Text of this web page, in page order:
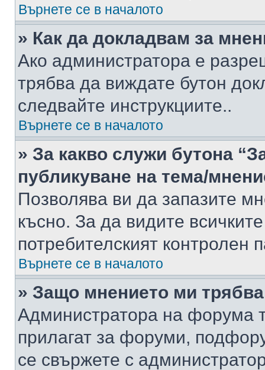
Върнете се в началото
» Как да докладвам за
Ако администратора е
трябва да виждате бутон
следвайте инструкциите..
Върнете се в началото
» За какво служи бутона
публикуване на тема/
Позволява ви да запазите
късно. За да видите
потребителският контролен
Върнете се в началото
» Защо мнението ми
Администратора на форума
прилагат за форуми,
се свържете с